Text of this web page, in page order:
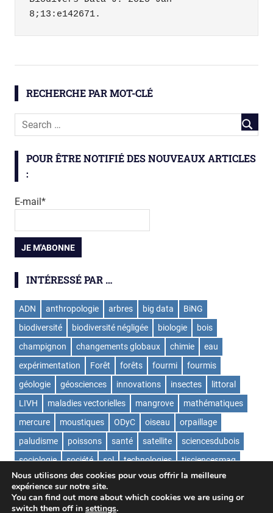
8;13:e142671.
insectes
RECHERCHE PAR MOT-CLÉ
POUR ÊTRE NOTIFIÉ DES NOUVEAUX ARTICLES
:
E-mail*
INTÉRESSÉ PAR …
ADN anthropologie arbres big data
BiNG
biodiversité
biodiversité négligée biologie
bois
champignon
changements globaux chimie
eau
expérimentation
Forêt forêts fourmi
fourmis
géologie
géosciences innovations insectes
littoral
LIVH
maladies vectorielles mangrove
mathématiques
mercure
moustiques ODyC oiseau
orpaillage
paludisme
poissons santé satellite
sciencesdubois
sociologie
société sol technologies
tisciencesmag
ValorExtract
virus écologie
Nous utilisons des cookies pour vous offrir la meilleure
expérience sur notre site.
You can find out more about which cookies we are using or
switch them off in settings.